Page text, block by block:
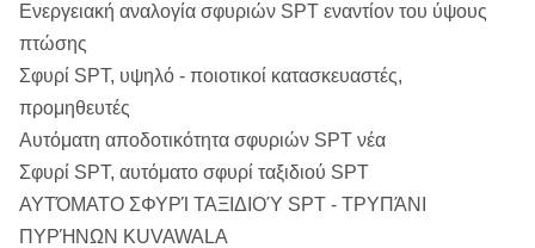
Ενεργειακή αναλογία σφυριών SPT εναντίον του ύψους
πτώσης
Σφυρί SPT, υψηλό - ποιοτικοί κατασκευαστές,
προμηθευτές
Αυτόματη αποδοτικότητα σφυριών SPT νέα
Σφυρί SPT, αυτόματο σφυρί ταξιδιού SPT
ΑΥΤΌΜΑΤΟ ΣΦΥΡΊ ΤΑΞΙΔΙΟΎ SPT - ΤΡΥΠΆΝΙ
ΠΥΡΉΝΩΝ KUVAWALA